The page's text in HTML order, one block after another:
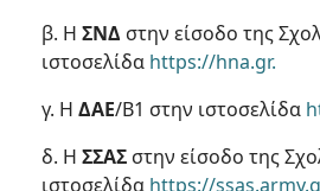
β. Η ΣΝΔ στην είσοδο της
ιστοσελίδα https://hna.gr.
γ. Η ΔΑΕ/Β1 στην ιστοσελίδα
δ. Η ΣΣΑΣ στην είσοδο της
ιστοσελίδα https://